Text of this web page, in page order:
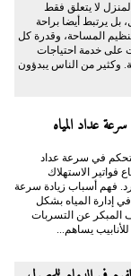
لا يتعلق فقط
بل يرتبط أيضا براحة
المساحة، وقدرة كل
على خدمة احتياجات
وكثير من الناس يبدؤون
عداد المياه
في سرعة عداد
فواتير الاستهلاك
فهم أسباب زيادة سرعة
في إدارة المياه بشكل
المبكر عن التسربات
يساهم...